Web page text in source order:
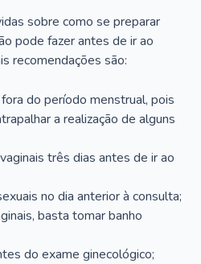
sobre como se preparar
pode fazer antes de ir ao
recomendações são:
do período menstrual, pois
a realização de alguns
três dias antes de ir ao
no dia anterior à consulta;
basta tomar banho
do exame ginecológico;